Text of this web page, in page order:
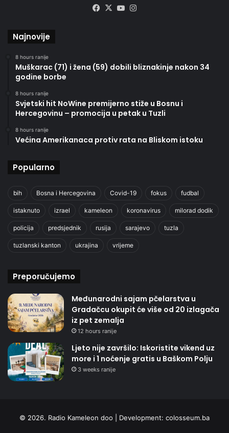
Facebook
X YouTube
Najnovije
8 hours ranije
Muškarac (71) i žena (59) dobili bliznakinje nakon 34
godine borbe
8 hours ranije
Svjetski hit NoWine premijerno stiže u Bosnu i
Hercegovinu – promocija u petak u Tuzli
8 hours ranije
Većina Amerikanaca protiv rata na Bliskom istoku
Popularno
bih Bosna i Hercegovina Covid-19 fokus fudbal
istaknuto izrael kameleon koronavirus milorad dodik
policija predsjednik rusija sarajevo tuzla
tuzlanski kanton ukrajina vrijeme
Preporučujemo
Međunarodni sajam pčelarstva u
Gradačcu okupit će više od 20 izlagača
iz pet zemalja
12 hours ranije
Ljeto nije završilo: Iskoristite vikend uz
more i 1 noćenje gratis u Baškom Polju
3 weeks ranije
© 2026. Radio Kameleon doo | Development: colosseum.ba